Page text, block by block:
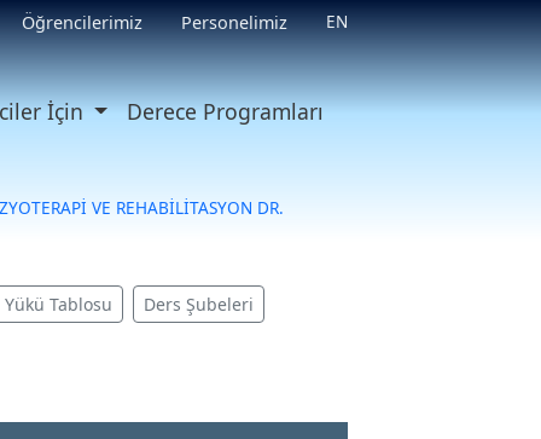
Öğrencilerimiz Personelimiz EN
İçin Derece Programları
VE REHABİLİTASYON DR.
Yükü Tablosu Ders Şubeleri